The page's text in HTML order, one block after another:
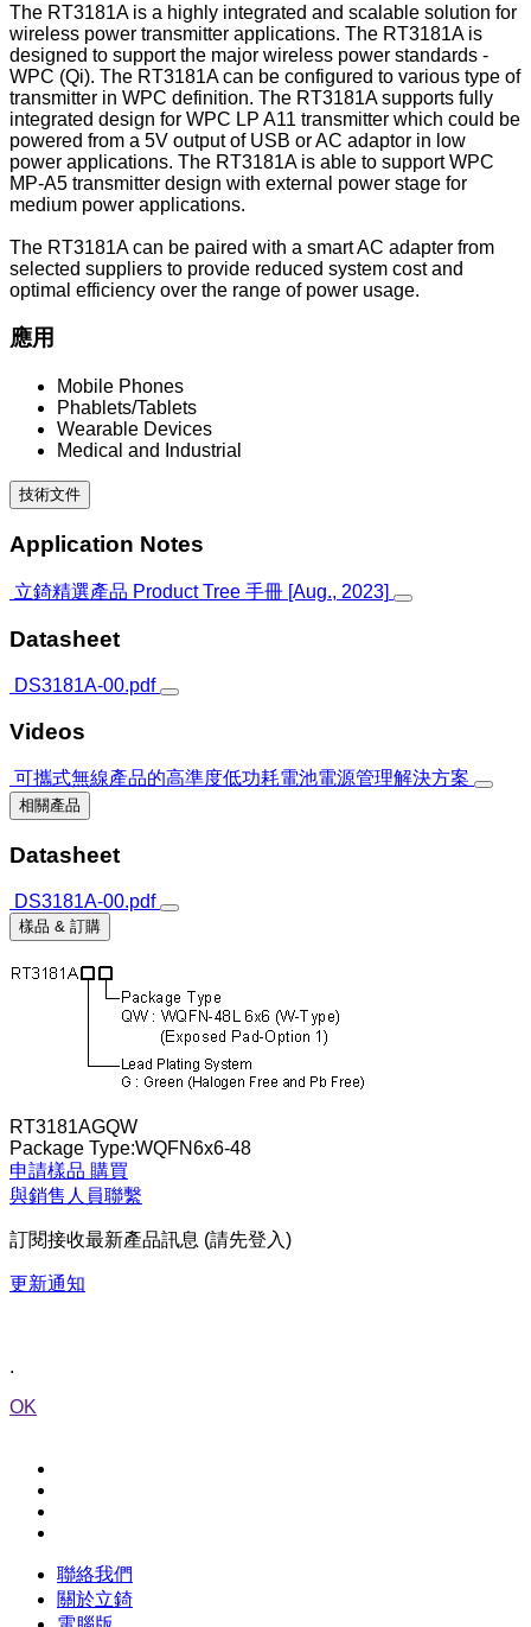
The RT3181A is a highly integrated and scalable solution for
wireless power transmitter applications. The RT3181A is
designed to support the major wireless power standards -
WPC (Qi). The RT3181A can be configured to various type of
transmitter in WPC definition. The RT3181A supports fully
integrated design for WPC LP A11 transmitter which could be
powered from a 5V output of USB or AC adaptor in low
power applications. The RT3181A is able to support WPC
MP-A5 transmitter design with external power stage for
medium power applications.
The RT3181A can be paired with a smart AC adapter from
selected suppliers to provide reduced system cost and
optimal efficiency over the range of power usage.
應用
Mobile Phones
Phablets/Tablets
Wearable Devices
Medical and Industrial
技術文件
Application Notes
立錡精選產品 Product Tree 手冊 [Aug., 2023]
Datasheet
DS3181A-00.pdf
Videos
可攜式無線產品的高準度低功耗電池電源管理解決方案
相關產品
Datasheet
DS3181A-00.pdf
樣品 & 訂購
RT3181AGQW
Package Type:WQFN6x6-48
申請樣品 購買
與銷售人員聯繫
訂閱接收最新產品訊息 (請先登入)
更新通知
.
OK
聯絡我們
關於立錡